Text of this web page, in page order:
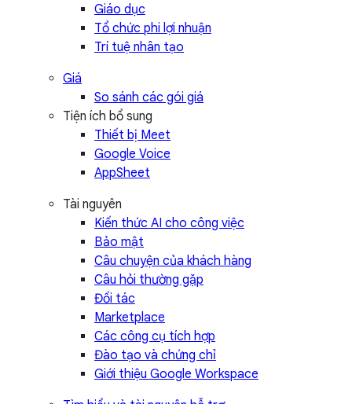
Giáo dục
Tổ chức phi lợi nhuận
Trí tuệ nhân tạo
Giá
So sánh các gói giá
Tiện ích bổ sung
Thiết bị Meet
Google Voice
AppSheet
Tài nguyên
Kiến thức AI cho công việc
Bảo mật
Câu chuyện của khách hàng
Câu hỏi thường gặp
Đối tác
Marketplace
Các công cụ tích hợp
Đào tạo và chứng chỉ
Giới thiệu Google Workspace